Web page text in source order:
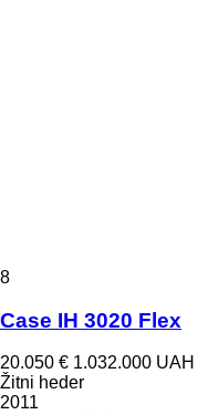
8
Case IH 3020 Flex
20.050 € 1.032.000 UAH
Žitni heder
2011